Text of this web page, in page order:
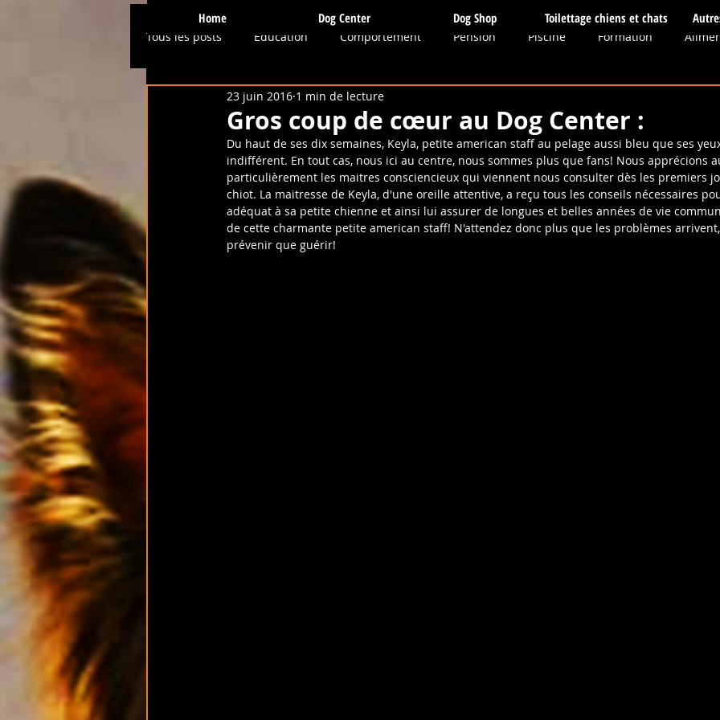
Home Dog Center Dog Shop Toilettage chiens et chats
Tous les posts Education Comportement Pension Piscine Formation
Physio / Hydro Presse et Médias
Conseils et Astuces Ostéopathie Obéissance Massages Elevage
Prévention Services et Activités Balade
Gros coup de cœur au Dog Center :
23 juin 2016 1 min de lecture
Du haut de ses dix semaines, Keyla, petite american staff au pelage aussi bleu que ses
indifférent. En tout cas, nous ici au centre, nous sommes plus que fans! Nous apprécions
particulièrement les maitres consciencieux qui viennent nous consulter dès les premiers
chiot. La maitresse de Keyla, d'une oreille attentive, a reçu tous les conseils nécessaires
adéquat à sa petite chienne et ainsi lui assurer de longues et belles années de vie
de cette charmante petite american staff! N'attendez donc plus que les problèmes
prévenir que guérir!